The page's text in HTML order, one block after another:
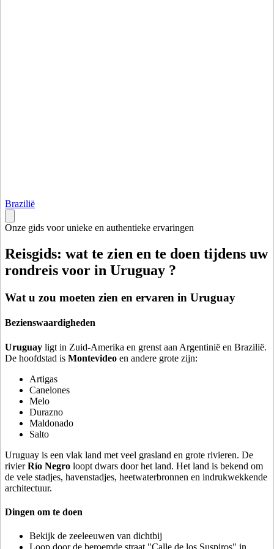
Brazilië
Onze gids voor unieke en authentieke ervaringen
Reisgids: wat te zien en te doen tijdens uw
rondreis voor in Uruguay ?
Wat u zou moeten zien en ervaren in Uruguay
Bezienswaardigheden
Uruguay ligt in Zuid-Amerika en grenst aan Argentinië en Brazilië.
De hoofdstad is Montevideo en andere grote zijn:
Artigas
Canelones
Melo
Durazno
Maldonado
Salto
Uruguay is een vlak land met veel grasland en grote rivieren. De
rivierRío Negro loopt dwars door het land. Het land is bekend om
de vele stadjes, havenstadjes, heetwaterbronnen en indrukwekkende
architectuur.
Dingen om te doen
Bekijk de zeeleeuwen van dichtbij
Loop door de beroemde straat "Calle de los Suspiros" in